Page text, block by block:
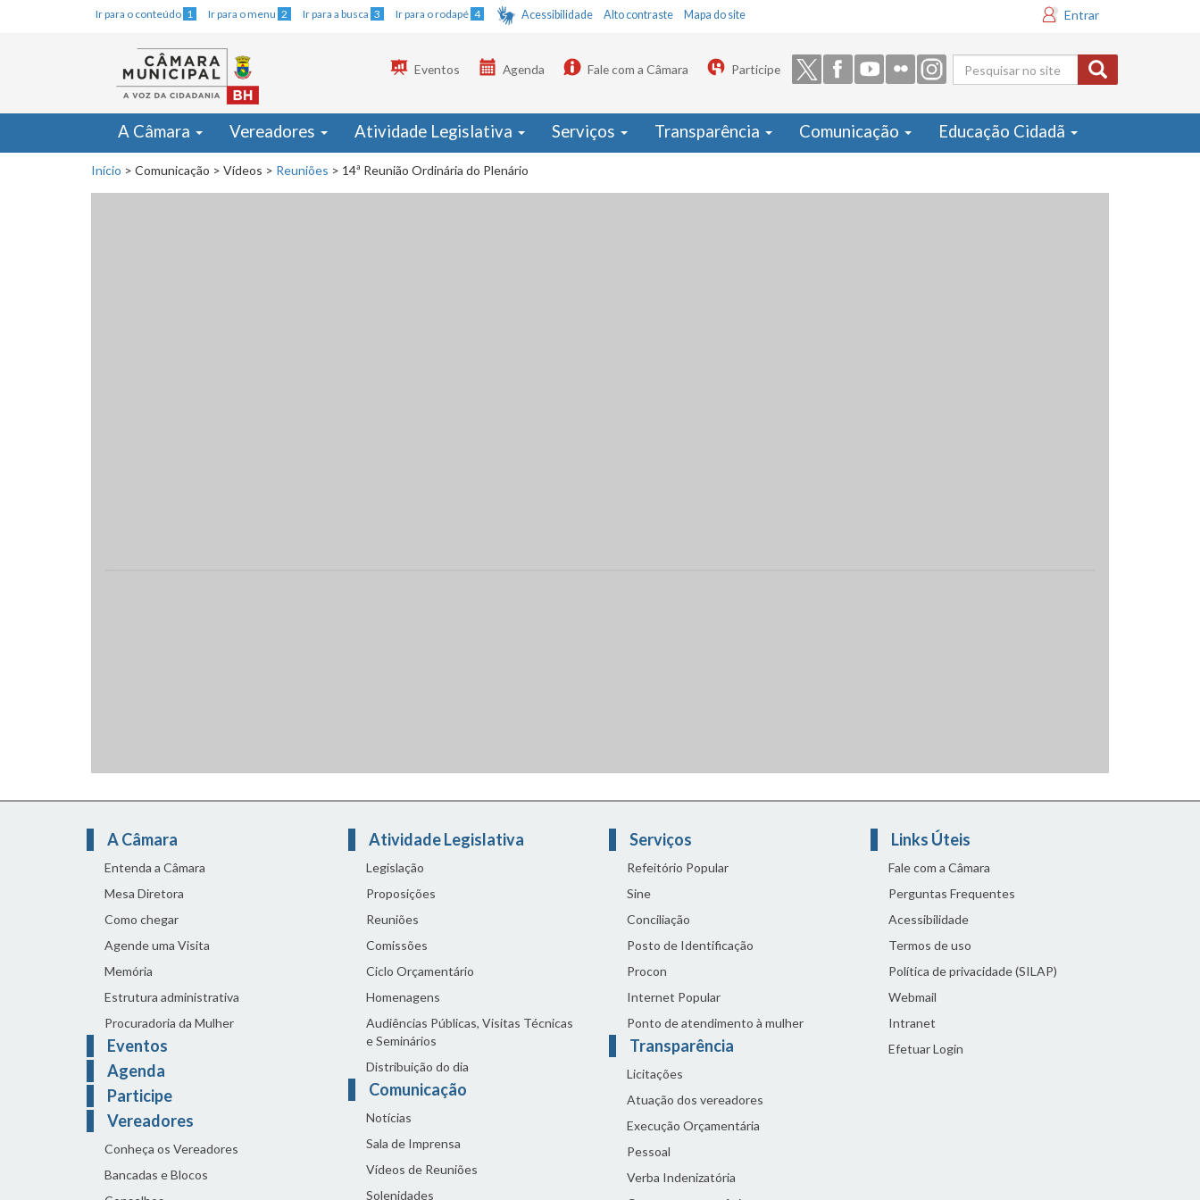
Ir para o conteúdo 1 Ir para o menu 2 Ir para a busca 3 Ir para o rodapé 4 Acessibilidade Alto contraste Mapa do site Entrar
Formulário
de busca
Eventos Agenda Fale com a Câmara Participe
A Câmara Vereadores Atividade Legislativa Serviços Transparência Comunicação Educação Cidadã
Início > Comunicação > Vídeos > Reuniões > 14ª Reunião Ordinária do Plenário
A Câmara
Entenda a Câmara
Mesa Diretora
Como chegar
Agende uma Visita
Memória
Estrutura administrativa
Procuradoria da Mulher
Eventos
Agenda
Participe
Vereadores
Conheça os Vereadores
Bancadas e Blocos
Atividade Legislativa
Legislação
Proposições
Reuniões
Comissões
Ciclo Orçamentário
Homenagens
Audiências Públicas, Visitas Técnicas
e Seminários
Distribuição do dia
Comunicação
Notícias
Sala de Imprensa
Vídeos de Reuniões
Solenidades
Serviços
Refeitório Popular
Sine
Conciliação
Posto de Identificação
Procon
Internet Popular
Ponto de atendimento à mulher
Transparência
Licitações
Atuação dos vereadores
Execução Orçamentária
Pessoal
Verba Indenizatória
Links Úteis
Fale com a Câmara
Perguntas Frequentes
Acessibilidade
Termos de uso
Política de privacidade (SILAP)
Webmail
Intranet
Efetuar Login